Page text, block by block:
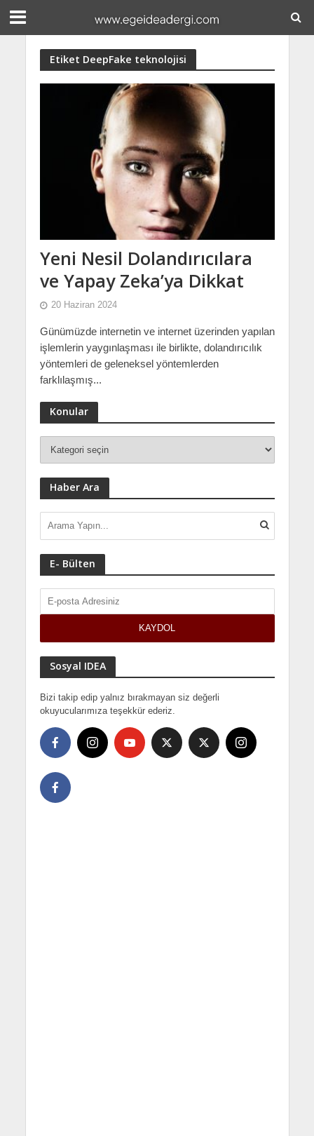
Etiket DeepFake teknolojisi
Yeni Nesil Dolandırıcılara
ve Yapay Zeka’ya Dikkat
20 Haziran 2024
Günümüzde internetin ve internet üzerinden yapılan
işlemlerin yaygınlaşması ile birlikte, dolandırıcılık
yöntemleri de geleneksel yöntemlerden
farklılaşmış...
Konular
Haber Ara
E- Bülten
Sosyal IDEA
Bizi takip edip yalnız bırakmayan siz değerli
okuyucularımıza teşekkür ederiz.